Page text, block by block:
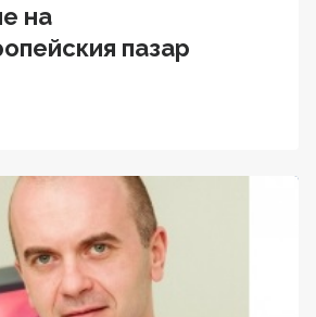
на
пазар